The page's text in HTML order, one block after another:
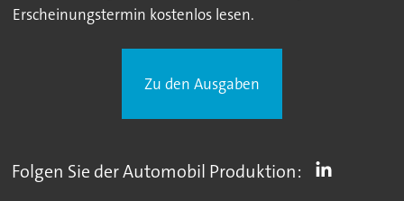
Erscheinungstermin kostenlos lesen.
Zu den Ausgaben
Folgen Sie der Automobil Produktion: